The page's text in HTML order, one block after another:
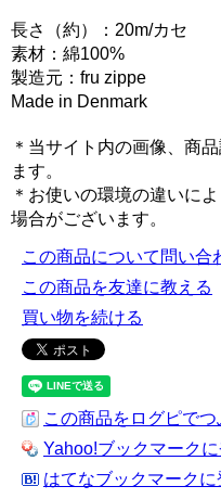
長さ（約）：20m/カセ
素材：綿100%
製造元：fru zippe
Made in Denmark
＊当サイト内の画像、商
ます。
＊お使いの環境の違いに
場合がございます。
この商品について問い合
この商品を友達に教える
買い物を続ける
この商品をログピでつ
Yahoo!ブックマーク
はてなブックマークに